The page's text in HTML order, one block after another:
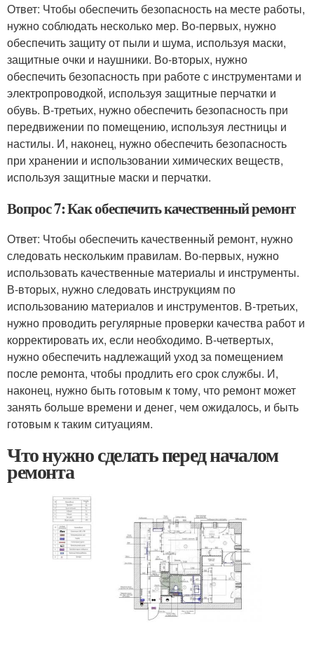
Ответ: Чтобы обеспечить безопасность на месте работы,
нужно соблюдать несколько мер. Во-первых, нужно
обеспечить защиту от пыли и шума, используя маски,
защитные очки и наушники. Во-вторых, нужно
обеспечить безопасность при работе с инструментами и
электропроводкой, используя защитные перчатки и
обувь. В-третьих, нужно обеспечить безопасность при
передвижении по помещению, используя лестницы и
настилы. И, наконец, нужно обеспечить безопасность
при хранении и использовании химических веществ,
используя защитные маски и перчатки.
Вопрос 7: Как обеспечить качественный ремонт
Ответ: Чтобы обеспечить качественный ремонт, нужно
следовать нескольким правилам. Во-первых, нужно
использовать качественные материалы и инструменты.
В-вторых, нужно следовать инструкциям по
использованию материалов и инструментов. В-третьих,
нужно проводить регулярные проверки качества работ и
корректировать их, если необходимо. В-четвертых,
нужно обеспечить надлежащий уход за помещением
после ремонта, чтобы продлить его срок службы. И,
наконец, нужно быть готовым к тому, что ремонт может
занять больше времени и денег, чем ожидалось, и быть
готовым к таким ситуациям.
Что нужно сделать перед началом
ремонта